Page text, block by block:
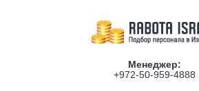
Менеджер:
+972-50-959-4888